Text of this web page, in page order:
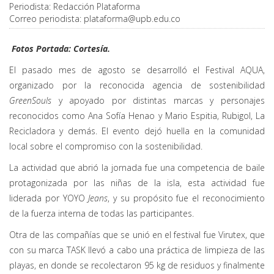
Periodista: Redacción Plataforma
Correo periodista: plataforma@upb.edu.co
Fotos Portada: Cortesía.
El pasado mes de agosto se desarrolló el Festival AQUA,
organizado por la reconocida agencia de sostenibilidad
GreenSouls y apoyado por distintas marcas y personajes
reconocidos como Ana Sofía Henao y Mario Espitia, Rubigol, La
Recicladora y demás. El evento dejó huella en la comunidad
local sobre el compromiso con la sostenibilidad.
La actividad que abrió la jornada fue una competencia de baile
protagonizada por las niñas de la isla, esta actividad fue
liderada por YOYOJeans, y su propósito fue el reconocimiento
de la fuerza interna de todas las participantes.
Otra de las compañías que se unió en el festival fue Virutex, que
con su marca TASK llevó a cabo una práctica de limpieza de las
playas, en donde se recolectaron 95 kg de residuos y finalmente